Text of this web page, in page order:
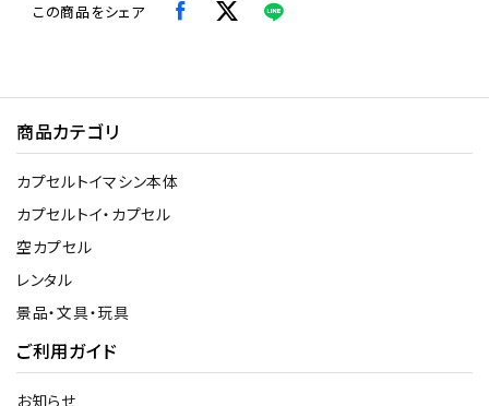
この商品をシェア
商品カテゴリ
カプセルトイマシン本体
カプセルトイ・カプセル
空カプセル
レンタル
景品・文具・玩具
ご利用ガイド
お知らせ